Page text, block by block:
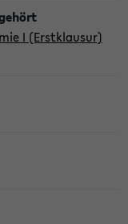
I (Erstklausur)